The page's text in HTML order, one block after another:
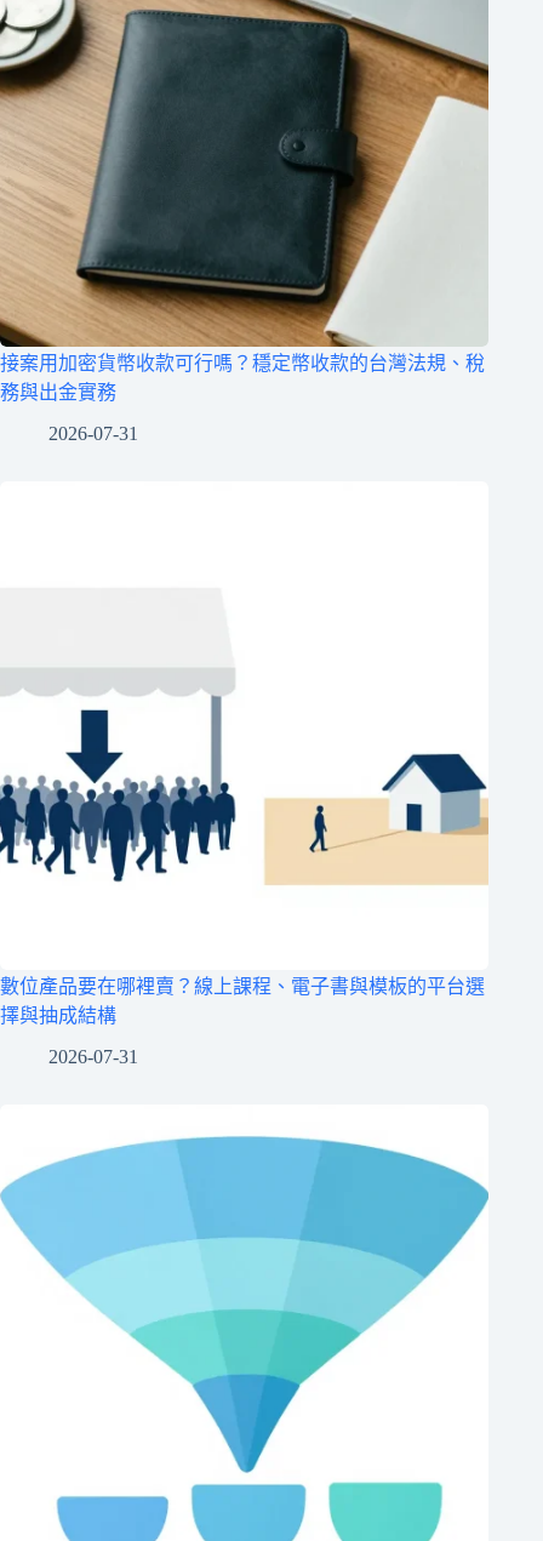
接案用加密貨幣收款可行嗎？穩定幣收款的台灣法規、稅
務與出金實務
2026-07-31
數位產品要在哪裡賣？線上課程、電子書與模板的平台選
擇與抽成結構
2026-07-31